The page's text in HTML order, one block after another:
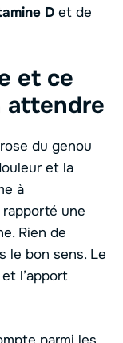
D et de
et ce
attendre
du genou
et la
à
une
Rien de
le bon sens. Le
et l’apport